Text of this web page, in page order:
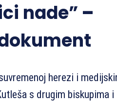
nade” –
herezi i
s drugim biskupima i